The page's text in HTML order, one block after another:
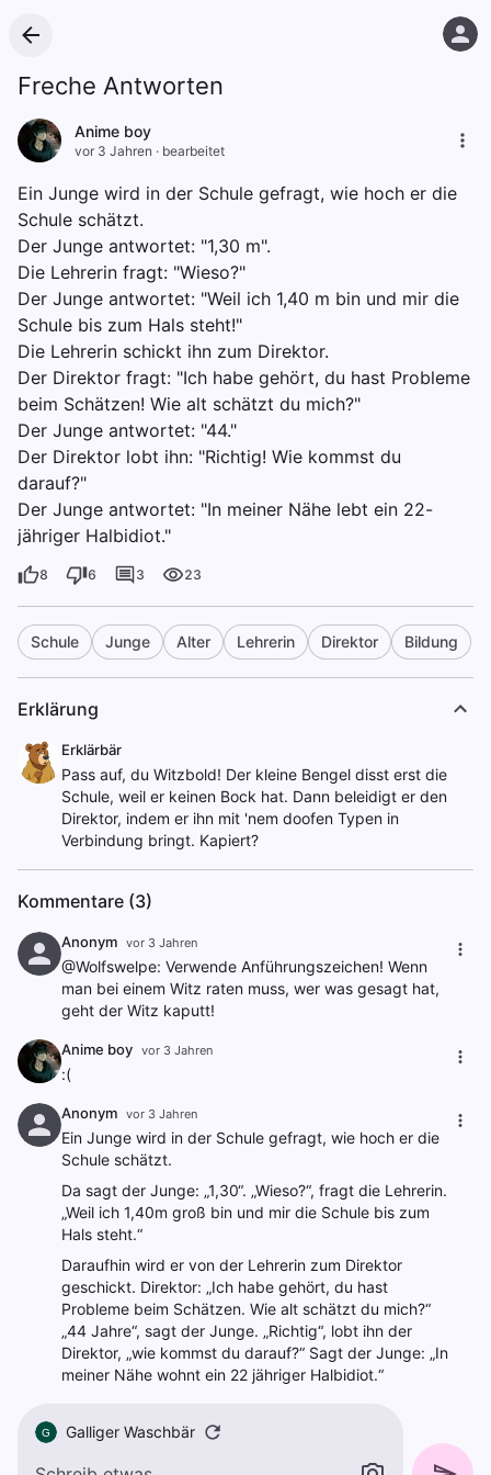
Freche Antworten
Anime boy
vor 3 Jahren · bearbeitet
Ein Junge wird in der Schule gefragt, wie hoch er die
Schule schätzt.
Der Junge antwortet: "1,30 m".
Die Lehrerin fragt: "Wieso?"
Der Junge antwortet: "Weil ich 1,40 m bin und mir die
Schule bis zum Hals steht!"
Die Lehrerin schickt ihn zum Direktor.
Der Direktor fragt: "Ich habe gehört, du hast Probleme
beim Schätzen! Wie alt schätzt du mich?"
Der Junge antwortet: "44."
Der Direktor lobt ihn: "Richtig! Wie kommst du
darauf?"
Der Junge antwortet: "In meiner Nähe lebt ein 22-
jähriger Halbidiot."
8 6 3 23
Schule Junge Alter Lehrerin Direktor Bildung
Erklärung
Erklärbär
Pass auf, du Witzbold! Der kleine Bengel disst erst die
Schule, weil er keinen Bock hat. Dann beleidigt er den
Direktor, indem er ihn mit 'nem doofen Typen in
Verbindung bringt. Kapiert?
Kommentare (3)
Anonym vor 3 Jahren
@Wolfswelpe: Verwende Anführungszeichen! Wenn
man bei einem Witz raten muss, wer was gesagt hat,
geht der Witz kaputt!
Anime boy vor 3 Jahren
:(
Anonym vor 3 Jahren
Ein Junge wird in der Schule gefragt, wie hoch er die
Schule schätzt.
Da sagt der Junge: „1,30“. „Wieso?“, fragt die Lehrerin.
„Weil ich 1,40m groß bin und mir die Schule bis zum
Hals steht.“
Daraufhin wird er von der Lehrerin zum Direktor
geschickt. Direktor: „Ich habe gehört, du hast
Probleme beim Schätzen. Wie alt schätzt du mich?“
„44 Jahre“, sagt der Junge. „Richtig“, lobt ihn der
Direktor, „wie kommst du darauf?“ Sagt der Junge: „In
meiner Nähe wohnt ein 22 jähriger Halbidiot.“
G Galliger Waschbär